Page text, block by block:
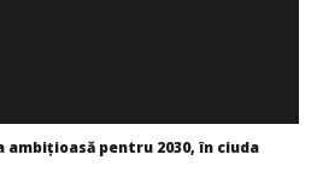
pentru 2030, în ciuda